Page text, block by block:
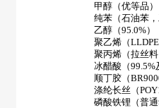
甲醇（优等品）
纯苯（石油苯，
乙醇（95.0%）
聚乙烯（LLDPE
聚丙烯（拉丝料
冰醋酸（99.5%
顺丁胶（
涤纶长丝（
磷酸铁锂（普通